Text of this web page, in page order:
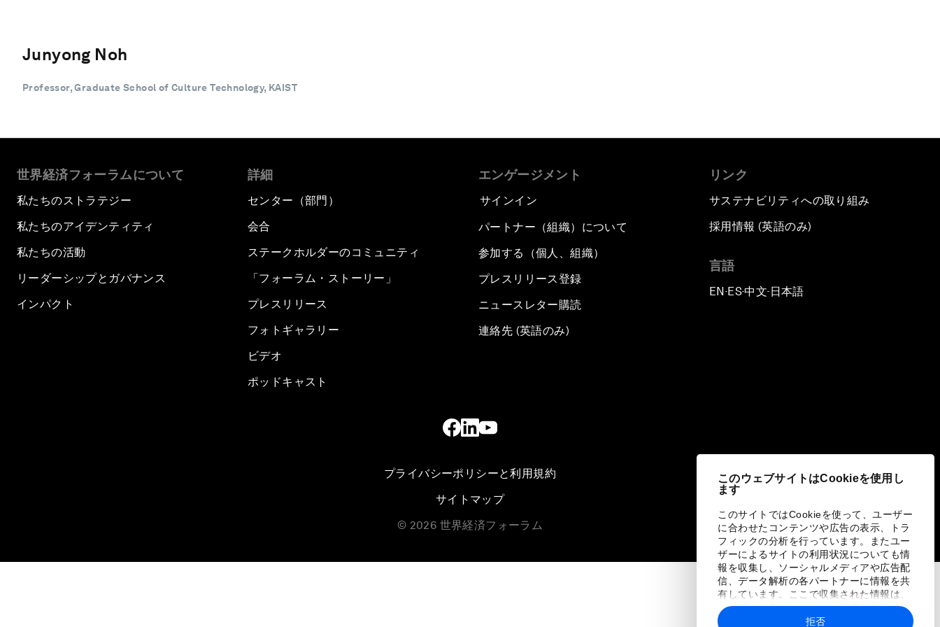
このウェブサイトはCookieを使用し
ます
このサイトではCookieを使って、ユーザー
に合わせたコンテンツや広告の表示、トラ
フィックの分析を行っています。またユー
ザーによるサイトの利用状況についても情
報を収集し、ソーシャルメディアや広告配
信、データ解析の各パートナーに情報を共
有しています。ここで収集された情報は、
ユーザーが各パートナーに提供した他の情
報や各パートナーのサービスを使用した際
拒否
Junyong Noh
Professor, Graduate School of Culture Technology, KAIST
世界経済フォーラムについて
私たちのストラテジー
私たちのアイデンティティ
私たちの活動
リーダーシップとガバナンス
インパクト
詳細
センター（部門）
会合
ステークホルダーのコミュニティ
「フォーラム・ストーリー」
プレスリリース
フォトギャラリー
ビデオ
ポッドキャスト
エンゲージメント
サインイン
パートナー（組織）について
参加する（個人、組織）
プレスリリース登録
ニュースレター購読
連絡先 (英語のみ)
リンク
サステナビリティへの取り組み
採用情報 (英語のみ)
言語
EN ▪ES▪中文▪ 日本語
プライバシーポリシーと利用規約
サイトマップ
© 2026 世界経済フォーラム